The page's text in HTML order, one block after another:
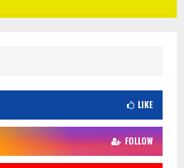
LIKE
FOLLOW